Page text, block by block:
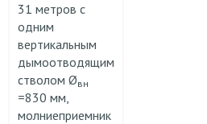
31 метров с
одним
вертикальным
дымоотводящим
стволом Øвн
=830 мм,
молниеприемник